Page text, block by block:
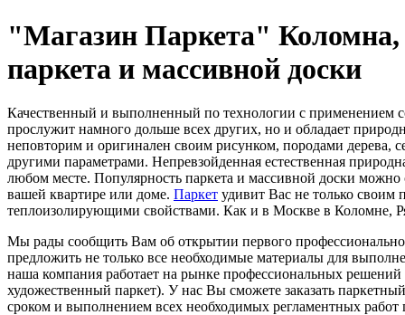
"Магазин Паркета" Коломна,
паркета и массивной доски
Качественный и выполненный по технологии с применением
прослужит намного дольше всех других, но и обладает
неповторим и оригинален своим рисунком, породами дерева,
другими параметрами. Непревзойденная естественная
любом месте. Популярность паркета и массивной доски можно
вашей квартире или доме. Паркет удивит Вас не только
теплоизолирующими свойствами. Как и в Москве в Коломне,
Мы рады сообщить Вам об открытии первого
предложить не только все необходимые материалы для
наша компания работает на рынке профессиональных
художественный паркет). У нас Вы сможете заказать
сроком и выполнением всех необходимых регламентных